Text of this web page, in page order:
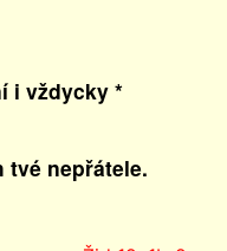
i vždycky *
nepřátele.